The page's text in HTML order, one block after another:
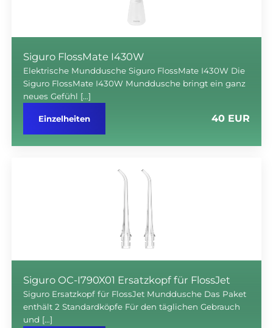
Siguro FlossMate I430W
Elektrische Munddusche Siguro FlossMate I430W Die
Siguro FlossMate I430W Munddusche bringt ein ganz
neues Gefühl […]
Einzelheiten 40 EUR
Siguro OC-I790X01 Ersatzkopf für FlossJet
Siguro Ersatzkopf für FlossJet Munddusche Das Paket
enthält 2 Standardköpfe Für den täglichen Gebrauch
und […]